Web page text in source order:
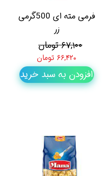
فرمی مته ای 500گرمی
زر
۶۷,۱۰۰ تومان
۶۶,۴۲۰ تومان
افزودن به سبد خرید